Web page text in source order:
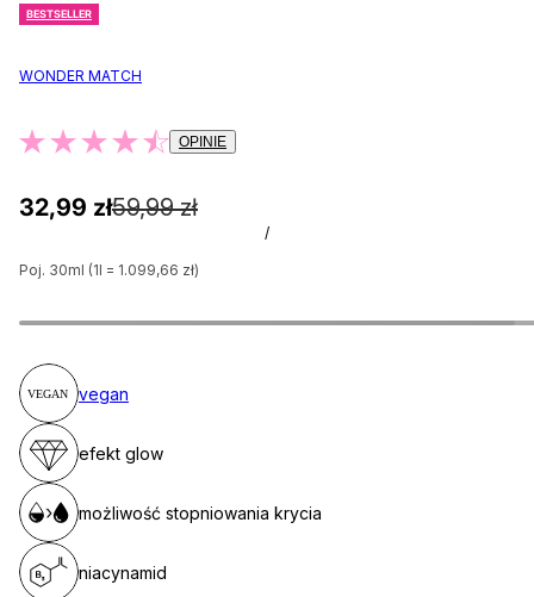
BESTSELLER
WONDER MATCH
OPINIE
32,99 zł59,99 zł
/
Poj. 30ml (1l = 1.099,66 zł)
efekt glow
możliwość stopniowania krycia
niacynamid
vegan